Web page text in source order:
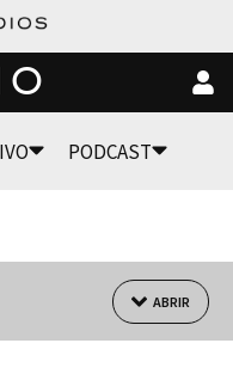
PODCAST
ABRIR